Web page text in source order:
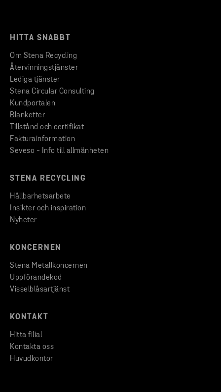
HITTA SNABBT
Om Stena Recycling
Återvinningstjänster
Lediga tjänster
Stena Circular Consulting
Kundportalen
Blanketter
Tillstånd och certifikat
Fakturainformation
Seveso - Info till allmänheten
STENA RECYCLING
Hållbarhetsarbete
Insikter och inspiration
Nyheter
KONCERNEN
Stena Metallkoncernen
Uppförandekod
Visselblåsartjänst
KONTAKT
Hitta filial
Kontakta oss
Huvudkontor